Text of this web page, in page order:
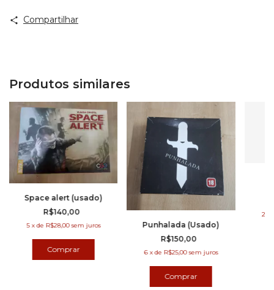
Compartilhar
Produtos similares
Space alert (usado)
R$140,00
5 xde R$28,00 sem juros
Punhalada (Usado)
R$150,00
6 xde R$25,00 sem juros
2